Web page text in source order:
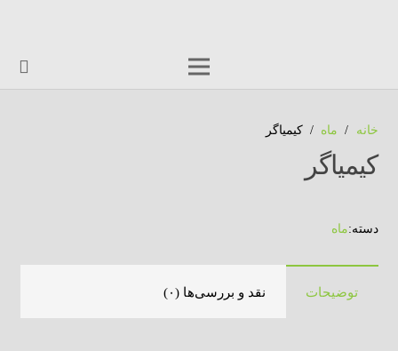
خانه / ماه / کیمیاگر
کیمیاگر
دسته:ماه
توضیحات نقد و بررسی‌ها (۰)